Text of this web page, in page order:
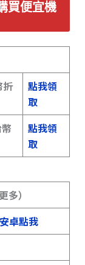
買便宜機
折
點我領
取
點我領
取
）
安卓點我